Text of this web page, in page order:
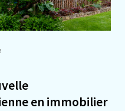
en immobilier